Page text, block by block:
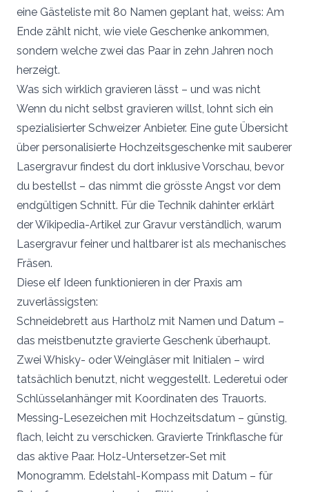
eine Gästeliste mit 80 Namen geplant hat, weiss: Am
Ende zählt nicht, wie viele Geschenke ankommen,
sondern welche zwei das Paar in zehn Jahren noch
herzeigt.
Was sich wirklich gravieren lässt – und was nicht
Wenn du nicht selbst gravieren willst, lohnt sich ein
spezialisierter Schweizer Anbieter. Eine gute Übersicht
über personalisierte Hochzeitsgeschenke mit sauberer
Lasergravur findest du dort inklusive Vorschau, bevor
du bestellst – das nimmt die grösste Angst vor dem
endgültigen Schnitt. Für die Technik dahinter erklärt
der Wikipedia-Artikel zur Gravur verständlich, warum
Lasergravur feiner und haltbarer ist als mechanisches
Fräsen.
Diese elf Ideen funktionieren in der Praxis am
zuverlässigsten:
Schneidebrett aus Hartholz mit Namen und Datum –
das meistbenutzte gravierte Geschenk überhaupt.
Zwei Whisky- oder Weingläser mit Initialen – wird
tatsächlich benutzt, nicht weggestellt. Lederetui oder
Schlüsselanhänger mit Koordinaten des Trauorts.
Messing-Lesezeichen mit Hochzeitsdatum – günstig,
flach, leicht zu verschicken. Gravierte Trinkflasche für
das aktive Paar. Holz-Untersetzer-Set mit
Monogramm. Edelstahl-Kompass mit Datum – für